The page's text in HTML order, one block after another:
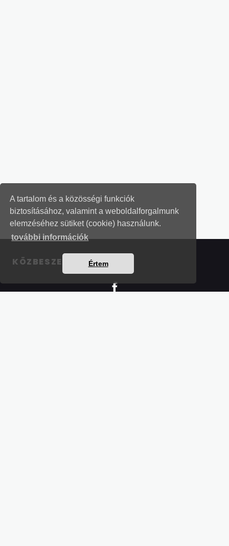
A tartalom és a közösségi funkciók
biztosításához, valamint a weboldalforgalmunk
elemzéséhez sütiket (cookie) használunk.
további információk
Értem
KÖZBESZERZÉSI LEVELEK